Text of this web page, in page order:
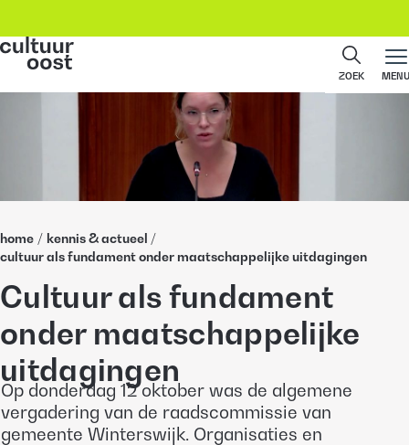
ZOEK MENU
home / kennis & actueel /
cultuur als fundament onder maatschappelijke uitdagingen
Cultuur als fundament
onder maatschappelijke
uitdagingen
Op donderdag 12 oktober was de algemene
vergadering van de raadscommissie van
gemeente Winterswijk. Organisaties en